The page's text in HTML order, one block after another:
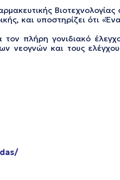
Βιοτεχνολογίας
και υποστηρίζει ότι
πλήρη γονιδιακό
νεογνών και τους